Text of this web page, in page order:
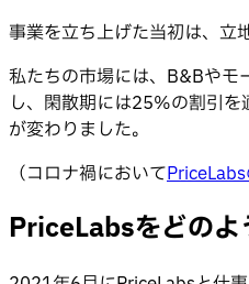
事業を立ち上げた当初は、立
私たちの市場には、B&Bやモ
し、閑散期には25%の割引
が変わりました。
（コロナ禍において
PriceLabsをどのよ